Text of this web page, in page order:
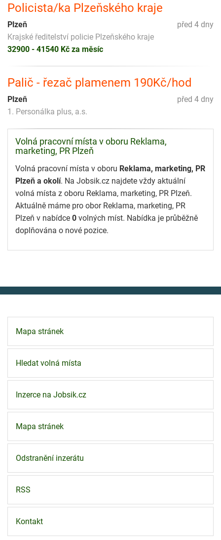
Policista/ka Plzeňského kraje
před 4 dny
Plzeň
Krajské ředitelství policie Plzeňského kraje
32900 - 41540 Kč za měsíc
Palič - řezač plamenem 190Kč/hod
před 4 dny
Plzeň
1. Personálka plus, a.s.
Volná pracovní místa v oboru Reklama,
marketing, PR Plzeň
Volná pracovní místa v oboru Reklama, marketing, PR
Plzeň a okolí. Na Jobsik.cz najdete vždy aktuální
volná místa z oboru Reklama, marketing, PR Plzeň.
Aktuálně máme pro obor Reklama, marketing, PR
Plzeň v nabídce 0 volných míst. Nabídka je průběžně
doplňována o nové pozice.
Mapa stránek
Hledat volná místa
Inzerce na Jobsik.cz
Mapa stránek
Odstranění inzerátu
RSS
Kontakt